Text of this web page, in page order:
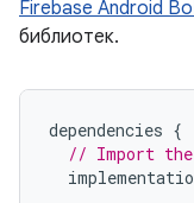
Firebase Android
библиотек.
dependencies {
// Import the